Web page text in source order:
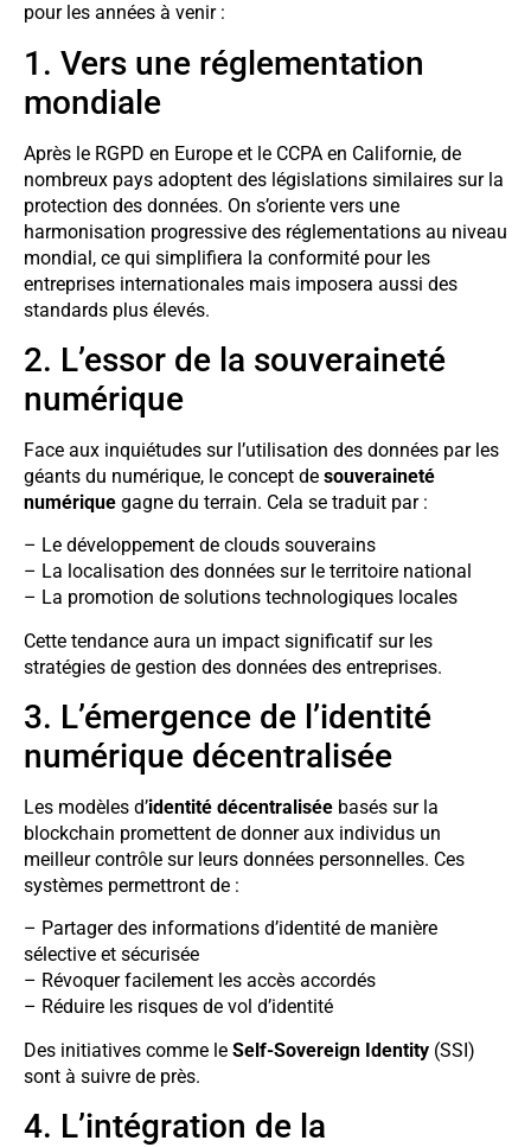
pour les années à venir :
1. Vers une réglementation
mondiale
Après le RGPD en Europe et le CCPA en Californie, de
nombreux pays adoptent des législations similaires sur la
protection des données. On s’oriente vers une
harmonisation progressive des réglementations au niveau
mondial, ce qui simplifiera la conformité pour les
entreprises internationales mais imposera aussi des
standards plus élevés.
2. L’essor de la souveraineté
numérique
Face aux inquiétudes sur l’utilisation des données par les
géants du numérique, le concept de souveraineté
numérique gagne du terrain. Cela se traduit par :
– Le développement de clouds souverains
– La localisation des données sur le territoire national
– La promotion de solutions technologiques locales
Cette tendance aura un impact significatif sur les
stratégies de gestion des données des entreprises.
3. L’émergence de l’identité
numérique décentralisée
Les modèles d’identité décentralisée basés sur la
blockchain promettent de donner aux individus un
meilleur contrôle sur leurs données personnelles. Ces
systèmes permettront de :
– Partager des informations d’identité de manière
sélective et sécurisée
– Révoquer facilement les accès accordés
– Réduire les risques de vol d’identité
Des initiatives comme le Self-Sovereign Identity (SSI)
sont à suivre de près.
4. L’intégration de la